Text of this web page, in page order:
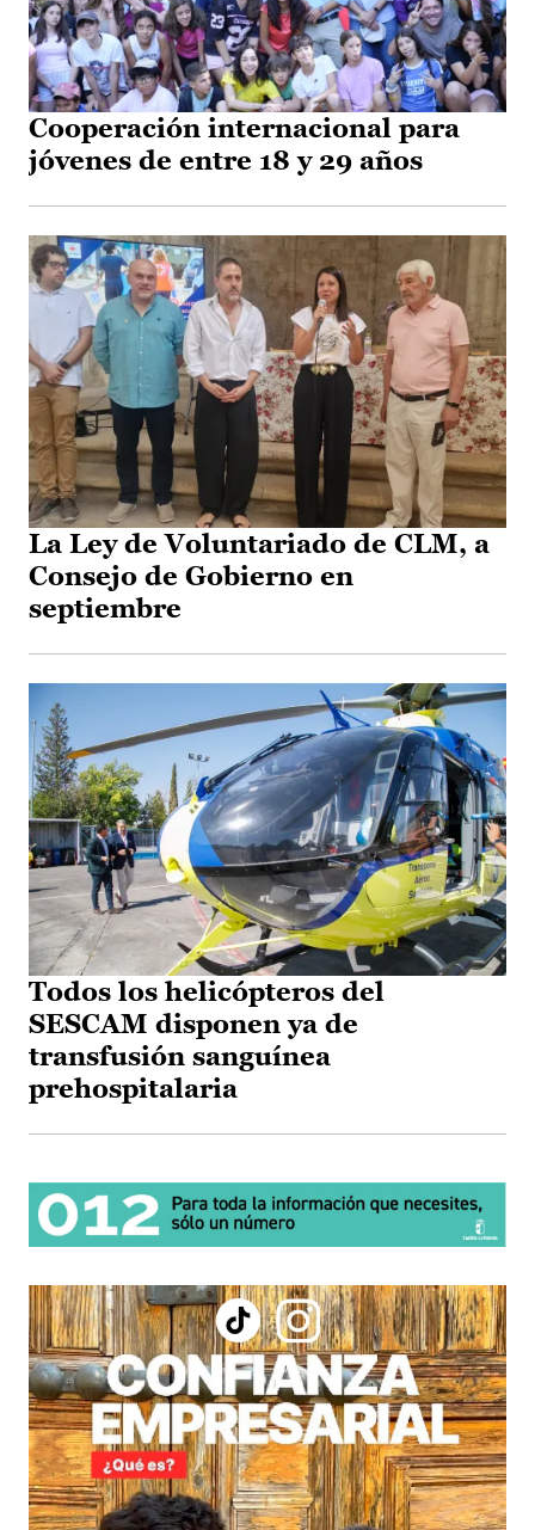
Cooperación internacional para
jóvenes de entre 18 y 29 años
La Ley de Voluntariado de CLM, a
Consejo de Gobierno en
septiembre
Todos los helicópteros del
SESCAM disponen ya de
transfusión sanguínea
prehospitalaria